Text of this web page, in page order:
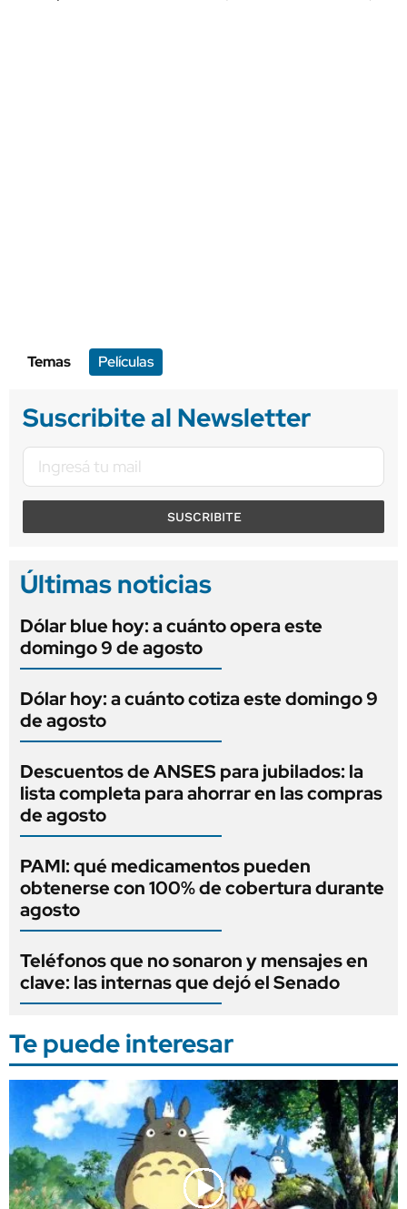
Temas Películas
Suscribite al Newsletter
SUSCRIBITE
Últimas noticias
Dólar blue hoy: a cuánto opera este
domingo 9 de agosto
Dólar hoy: a cuánto cotiza este domingo 9
de agosto
Descuentos de ANSES para jubilados: la
lista completa para ahorrar en las compras
de agosto
PAMI: qué medicamentos pueden
obtenerse con 100% de cobertura durante
agosto
Teléfonos que no sonaron y mensajes en
clave: las internas que dejó el Senado
Te puede interesar